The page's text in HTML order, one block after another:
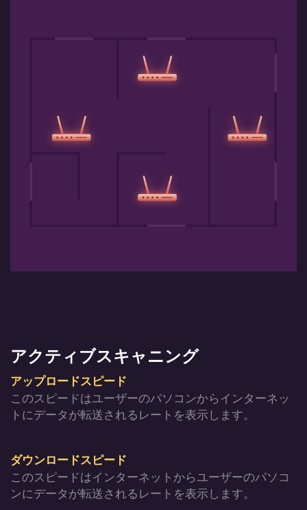
アクティブスキャニング
アップロードスピード
このスピードはユーザーのパソコンからインターネッ
トにデータが転送されるレートを表示します。
ダウンロードスピード
このスピードはインターネットからユーザーのパソコ
ンにデータが転送されるレートを表示します。